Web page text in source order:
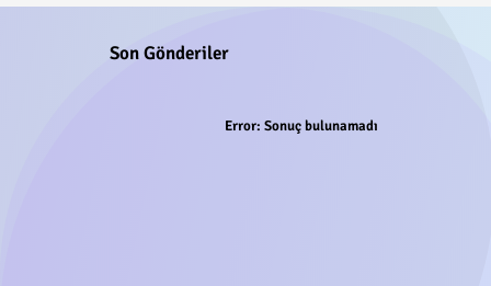
Son Gönderiler
Error: Sonuç bulunamadı